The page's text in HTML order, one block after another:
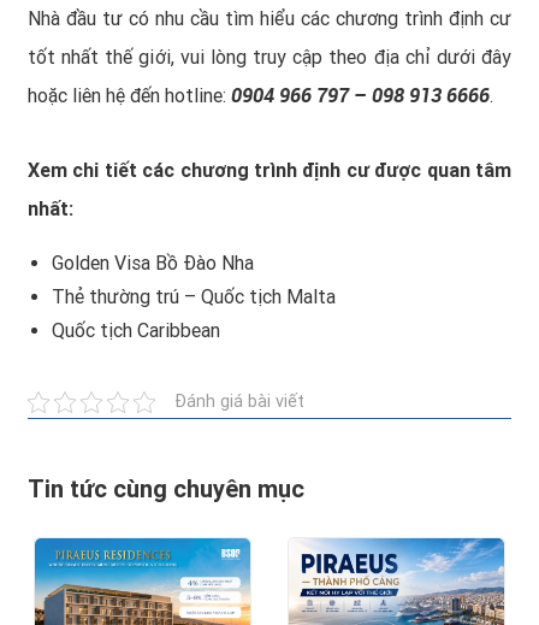
Nhà đầu tư có nhu cầu tìm hiểu các chương trình định cư
tốt nhất thế giới, vui lòng truy cập theo địa chỉ dưới đây
hoặc liên hệ đến hotline: 0904 966 797 – 098 913 6666.
Xem chi tiết các chương trình định cư được quan tâm
nhất:
Golden Visa Bồ Đào Nha
Thẻ thường trú – Quốc tịch Malta
Quốc tịch Caribbean
Đánh giá bài viết
Tin tức cùng chuyên mục